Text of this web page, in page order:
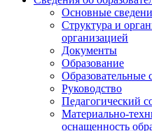
Основные
Структура и
организацией
Документы
Образование
Образовательные
Руководство
Педагогический
Материально-
оснащенность